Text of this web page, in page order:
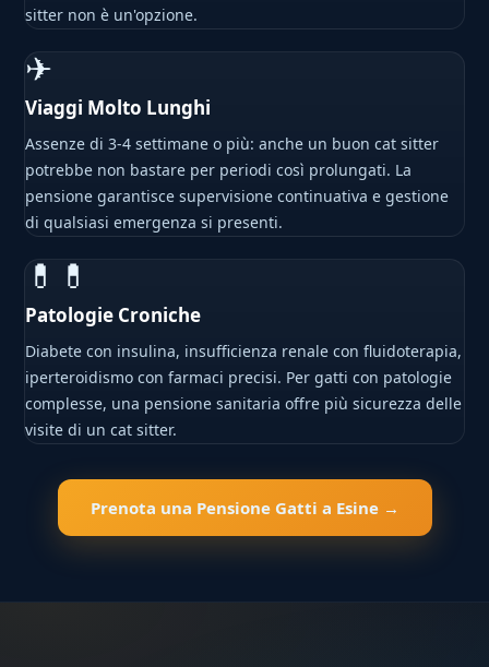
sitter non è un'opzione.
✈
Viaggi Molto Lunghi
Assenze di 3-4 settimane o più: anche un buon cat sitter
potrebbe non bastare per periodi così prolungati. La
pensione garantisce supervisione continuativa e gestione
di qualsiasi emergenza si presenti.
💊💊
Patologie Croniche
Diabete con insulina, insufficienza renale con fluidoterapia,
iperteroidismo con farmaci precisi. Per gatti con patologie
complesse, una pensione sanitaria offre più sicurezza delle
visite di un cat sitter.
Prenota una Pensione Gatti a Esine →